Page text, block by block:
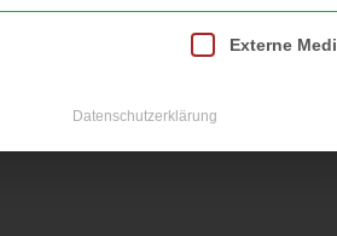
Service-Gruppe ist essenziell und kann nicht
Externe
Datenschutzerklärung